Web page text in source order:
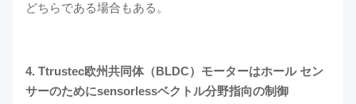
どちらである場合もある。
4. Ttrustec欧州共同体（BLDC）モーターはホール セン
サーのためにsensorlessベクトル分野指向の制御